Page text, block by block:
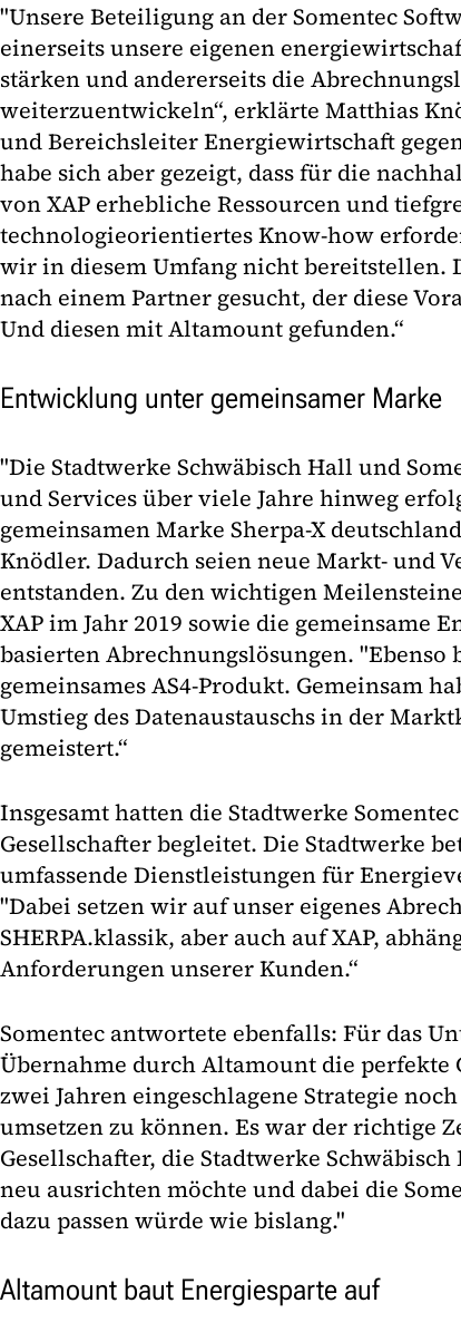
"Unsere Beteiligung an der Somentec
einerseits unsere eigenen
stärken und andererseits die
weiterzuentwickeln“, erklärte Matthias
und Bereichsleiter Energiewirtschaft
habe sich aber gezeigt, dass für die
von XAP erhebliche Ressourcen und
technologieorientiertes Know-how
wir in diesem Umfang nicht bereitstellen.
nach einem Partner gesucht, der diese
Und diesen mit Altamount gefunden.“
Entwicklung unter gemeinsamer Marke
"Die Stadtwerke Schwäbisch Hall und
und Services über viele Jahre hinweg
gemeinsamen Marke Sherpa-X
Knödler. Dadurch seien neue Markt- und
entstanden. Zu den wichtigen
XAP im Jahr 2019 sowie die gemeinsame
basierten Abrechnungslösungen. "Ebenso
gemeinsames AS4-Produkt. Gemeinsam
Umstieg des Datenaustauschs in der
gemeistert.“
Insgesamt hatten die Stadtwerke
Gesellschafter begleitet. Die Stadtwerke
umfassende Dienstleistungen für
"Dabei setzen wir auf unser eigenes
SHERPA.klassik, aber auch auf XAP,
Anforderungen unserer Kunden.“
Somentec antwortete ebenfalls: Für das
Übernahme durch Altamount die perfekte
zwei Jahren eingeschlagene Strategie
umsetzen zu können. Es war der richtige
Gesellschafter, die Stadtwerke
neu ausrichten möchte und dabei die
dazu passen würde wie bislang."
Altamount baut Energiesparte auf